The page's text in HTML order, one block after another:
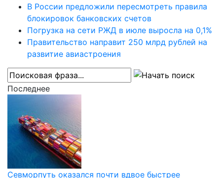
В России предложили пересмотреть правила
блокировок банковских счетов
Погрузка на сети РЖД в июле выросла на 0,1%
Правительство направит 250 млрд рублей на
развитие авиастроения
Последнее
Севморпуть оказался почти вдвое быстрее